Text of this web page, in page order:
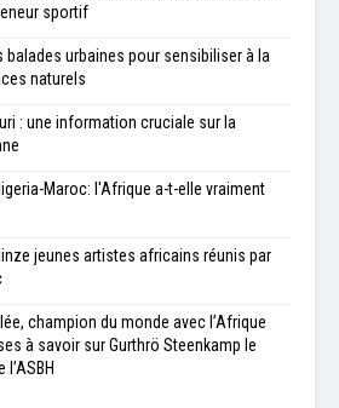
sportif
balades urbaines pour sensibiliser à la
naturels
: une information cruciale sur la
Maroc: l'Afrique a-t-elle vraiment
jeunes artistes africains réunis par
champion du monde avec l’Afrique
à savoir sur Gurthrö Steenkamp le